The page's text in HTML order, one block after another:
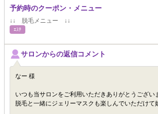
予約時のクーポン・メニュー
↓↓ 脱毛メニュー ↓↓
ｴｽﾃ
サロンからの返信コメント
なー 様
いつも当サロンをご利用いただきありがとうござい
脱毛と一緒にジェリーマスクも楽しんでいただけて